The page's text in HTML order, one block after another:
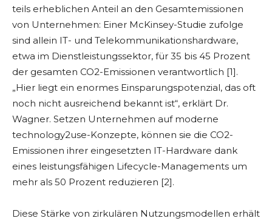
teils erheblichen Anteil an den Gesamtemissionen
von Unternehmen: Einer McKinsey-Studie zufolge
sind allein IT- und Telekommunikationshardware,
etwa im Dienstleistungssektor, für 35 bis 45 Prozent
der gesamten CO2-Emissionen verantwortlich [1].
„Hier liegt ein enormes Einsparungspotenzial, das oft
noch nicht ausreichend bekannt ist“, erklärt Dr.
Wagner. Setzen Unternehmen auf moderne
technology2use-Konzepte, können sie die CO2-
Emissionen ihrer eingesetzten IT-Hardware dank
eines leistungsfähigen Lifecycle-Managements um
mehr als 50 Prozent reduzieren [2].
Diese Stärke von zirkulären Nutzungsmodellen erhält